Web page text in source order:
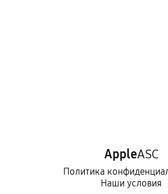
AppleASC
Политика
Наши условия